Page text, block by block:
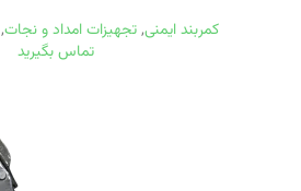
کمربند ایمنی, تجهیزات امداد و نجات,
تماس بگیرید